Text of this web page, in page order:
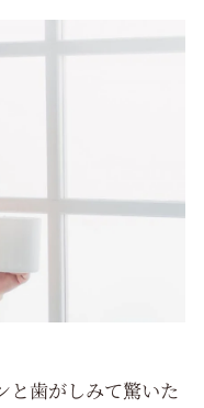
と歯がしみて驚いた